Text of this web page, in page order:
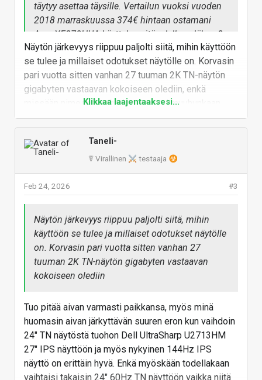
täytyy asettaa täysille. Vertailun vuoksi vuoden
2018 marraskuussa 374€ hintaan ostamani
Acer XF270HUA käyttelen sitä edelleen lähes 8
vuotta ostamisen jälkeen 15% kirkkaus
asetuksella ja tekstin näkee oikein hyvin
(vaikkapa tämän artikkelin) itselleni normaalilla
75-100cm katseluetäisyydeltä...
askarruttaa se miten hyvin näyttö toimii kun sitä
on käytetty se normaali 6-10+ vuotta.
Kakkos koneessa on edelleen käytössä Dell
näyttö meni hajoamaan joskus 2018 minkä
takia tuli uusi hankittua...
Näytön järkevyys riippuu paljolti siitä, mihin käyttöön
se tulee ja millaiset odotukset näytölle on. Korvasin
pari vuotta sitten vanhan 27 tuuman 2K TN-näytön
gigabyten vastaavan kokoiseen olediin, enkä
missään nimessä vaihtais takas, tai muuhunkaan
paneelityyppiin.
Olisinko
pärjännytvanhalla näytöllä? Ihan varmasti,
mutta onhan toi nykyinen OLED-monitori aivan eri
luokan näyttö, vaikka kirkkaudella ja
tekstitarkkuudelta jäisikin LCD-näytöille.
Vastaa
Klikkaa laajentaaksesi...
Taneli-
☤ Virallinen testaaja
#3
Feb 24, 2026
Näytön järkevyys riippuu paljolti siitä, mihin
käyttöön se tulee ja millaiset odotukset näytölle
on. Korvasin pari vuotta sitten vanhan 27
tuuman 2K TN-näytön gigabyten vastaavan
kokoiseen olediin
Tuo pitää aivan varmasti paikkansa, myös minä
huomasin aivan järkyttävän suuren eron kun vaihdoin
24" TN näytöstä tuohon Dell UltraSharp U2713HM
27" IPS näyttöön ja myös nykyinen 144Hz IPS
näyttö on erittäin hyvä. Enkä myöskään todellakaan
vaihtaisi takaisin 24" 60Hz TN näyttöön vaikka niitä